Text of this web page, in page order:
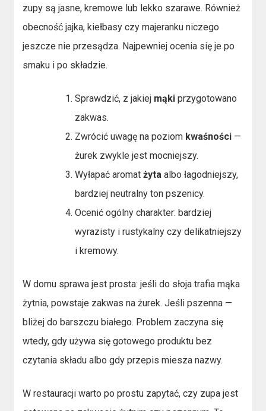
zupy są jasne, kremowe lub lekko szarawe. Również
obecność jajka, kiełbasy czy majeranku niczego
jeszcze nie przesądza. Najpewniej ocenia się je po
smaku i po składzie.
Sprawdzić, z jakiej mąki przygotowano
zakwas.
Zwrócić uwagę na poziom kwaśności —
żurek zwykle jest mocniejszy.
Wyłapać aromatżyta albo łagodniejszy,
bardziej neutralny ton pszenicy.
Ocenić ogólny charakter: bardziej
wyrazisty i rustykalny czy delikatniejszy
i kremowy.
W domu sprawa jest prosta: jeśli do słoja trafia mąka
żytnia, powstaje zakwas na żurek. Jeśli pszenna —
bliżej do barszczu białego. Problem zaczyna się
wtedy, gdy używa się gotowego produktu bez
czytania składu albo gdy przepis miesza nazwy.
W restauracji warto po prostu zapytać, czy zupa jest